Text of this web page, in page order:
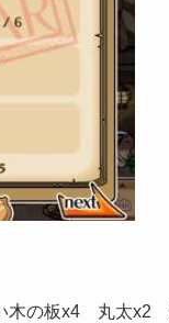
木の板x4 丸太x2